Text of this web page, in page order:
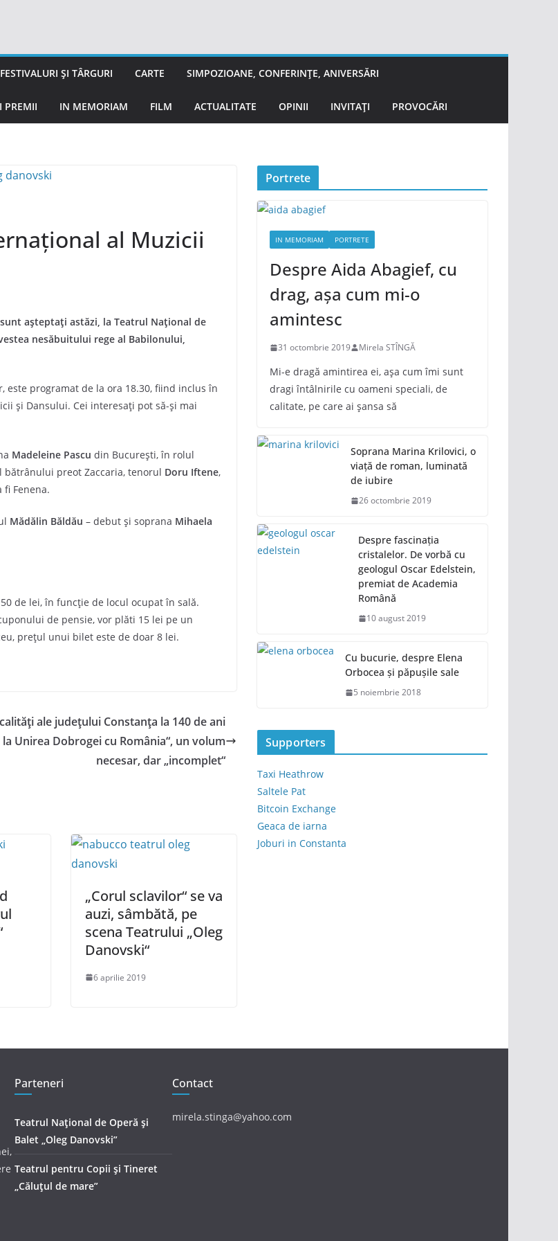
FESTIVALURI ȘI TÂRGURI CARTE SIMPOZIOANE, CONFERINȚE, ANIVERSĂRI
PREMII IN MEMORIAM FILM ACTUALITATE OPINII INVITAȚI PROVOCĂRI
al Muzicii
așteptați astăzi, la Teatrul Național de
nesăbuitului rege al Babilonului,
este programat de la ora 18.30, fiind inclus în
și Dansului. Cei interesați pot să-și mai
Madeleine Pascu din București, în rolul
preot Zaccaria, tenorul Doru Iftene,
fi Fenena.
Mădălin Băldău – debut și soprana Mihaela
de lei, în funcție de locul ocupat în sală.
de pensie, vor plăti 15 lei pe un
prețul unui bilet este de doar 8 lei.
ale județului Constanța la 140 de ani
la Unirea Dobrogei cu România“, un volum
necesar, dar „incomplet“
„Corul sclavilor“ se va
auzi, sâmbătă, pe
scena Teatrului „Oleg
Danovski“
6 aprilie 2019
Portrete
IN MEMORIAM PORTRETE
Despre Aida Abagief, cu
drag, așa cum mi-o
amintesc
31 octombrie 2019 Mirela STÎNGĂ
Mi-e dragă amintirea ei, așa cum îmi sunt
dragi întâlnirile cu oameni speciali, de
calitate, pe care ai șansa să
Soprana Marina Krilovici, o
viață de roman, luminată
de iubire
26 octombrie 2019
Despre fascinația
cristalelor. De vorbă cu
geologul Oscar Edelstein,
premiat de Academia
Română
10 august 2019
Cu bucurie, despre Elena
Orbocea și păpușile sale
5 noiembrie 2018
Supporters
Taxi Heathrow
Saltele Pat
Bitcoin Exchange
Geaca de iarna
Joburi in Constanta
Parteneri
Teatrul Național de Operă și
Balet „Oleg Danovski”
Teatrul pentru Copii și Tineret
„Căluțul de mare”
Contact
mirela.stinga@yahoo.com